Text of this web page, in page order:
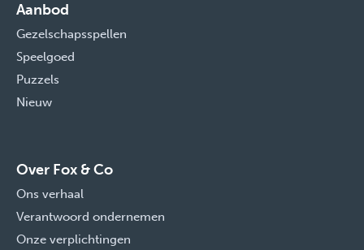
Aanbod
Gezelschapsspellen
Speelgoed
Puzzels
Nieuw
Over Fox & Co
Ons verhaal
Verantwoord ondernemen
Onze verplichtingen